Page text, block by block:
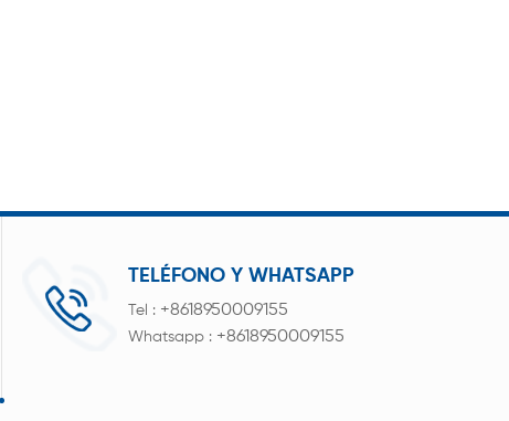
TELÉFONO Y WHATSAPP
Tel : +8618950009155
Whatsapp : +8618950009155